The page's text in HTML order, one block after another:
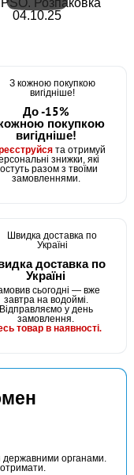
Розпаковка
04.10.25
До -15%
покупкою
вигідніше!
та отримуй
знижки, які
разом з твоїми
замовленнями.
доставка по
Україні
сьогодні — вже
завтра на водоймі.
Відправляємо у день
замовлення.
товар в наявності.
державними органами.